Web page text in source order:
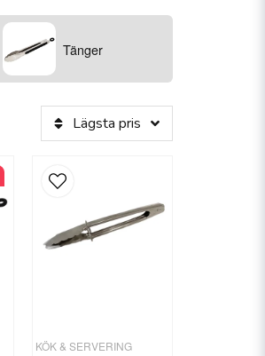
Tänger
Lägsta pris
KÖK & SERVERING